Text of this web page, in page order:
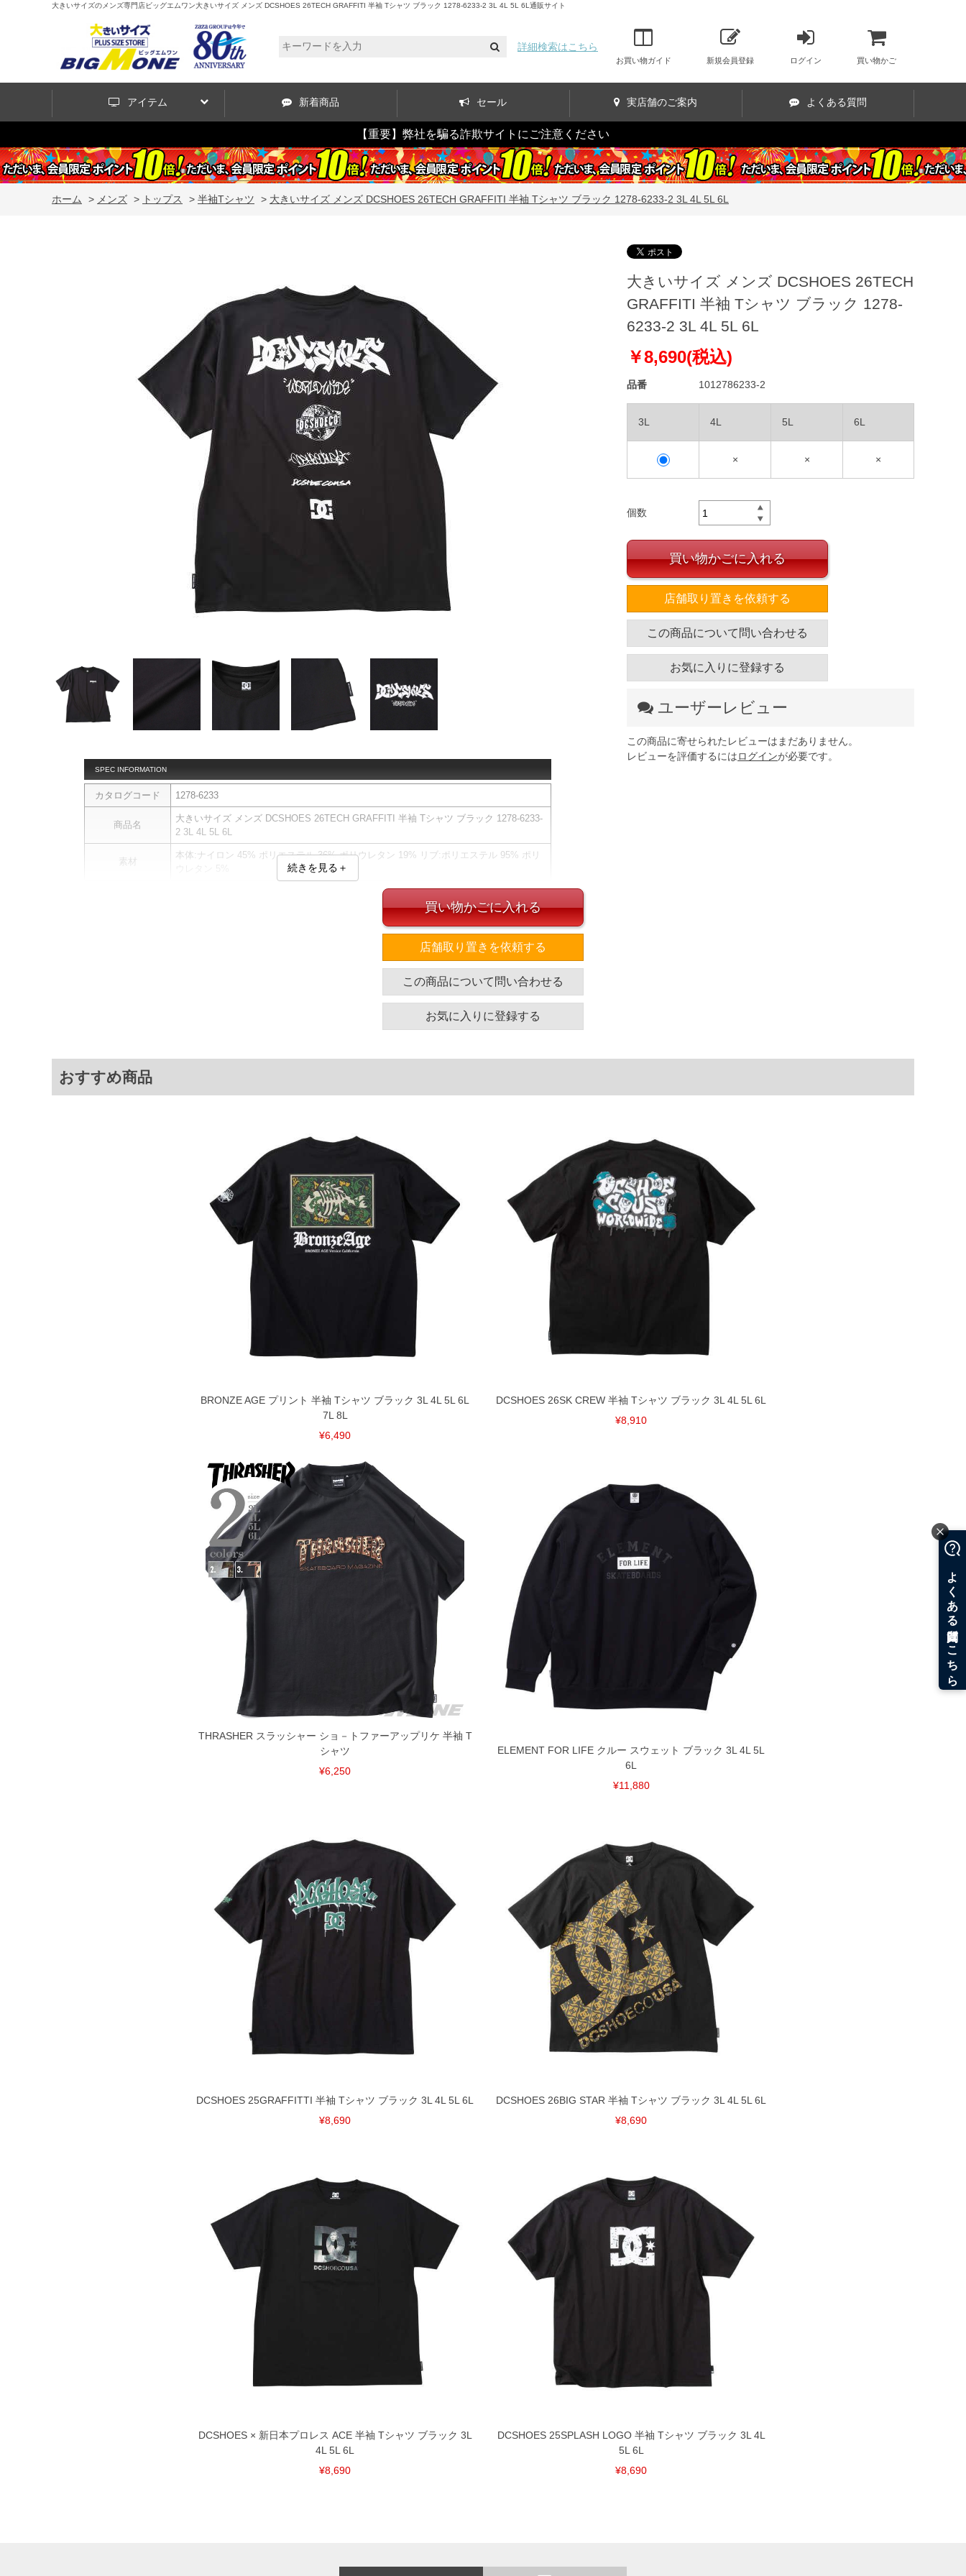
大きいサイズのメンズ専門店ビッグエムワン大きいサイズ メンズ DCSHOES 26TECH GRAFFITI 半袖 Tシャツ ブラック 1278-6233-2 3L 4L 5L 6L通販サイト
詳細検索はこちら
お買い物ガイド 新規会員登録 ログイン 買い物かご
アイテム 新着商品 セール 実店舗のご案内 よくある質問
【重要】弊社を騙る詐欺サイトにご注意ください
ホーム > メンズ > トップス > 半袖Tシャツ > 大きいサイズ メンズ DCSHOES 26TECH GRAFFITI 半袖 Tシャツ ブラック 1278-6233-2 3L 4L 5L 6L
SPEC INFORMATION
カタログコード 1278-6233
商品名
大きいサイズ メンズ DCSHOES 26TECH GRAFFITI 半袖 Tシャツ ブラック 1278-6233-
2 3L 4L 5L 6L
素材
本体:ナイロン 45% ポリエステル 36% ポリウレタン 19% リブ:ポリエステル 95% ポリ
＜h2＞DCSHOESの26TECH GRAFFITI半袖Tシャツです。＜/h2＞
フェスTシャツのようなグラフィックプリントが目を引く、水陸両用のクルーネックシャ
日常使いはもちろん、ビーチやプールなど水辺でのアクティビティにも最適です。
UVカット(UPF50+)／接触冷感／吸水速乾／水陸両用／ストレッチ／プリント
78 130
140 80 140 60 25
150 82 150 62 26
84 160
単位はcm
※商品によって若干のサイズの誤差がございます。また、お客様がご使用の環境（コンピュ
ータ画面）によって、商品の色味が若干異なる場合がございます。予めご了承ください。
※上記サイズが実際の商品に付いているタグのサイズ表記と異なる場合があります。お取り
※当店での掲載商品は、実店鋪と在庫を共用しておりますので店頭での売り違い、店舗から
のお取り寄せ等により、お客様にご迷惑をお掛けしてしまう場合がございます。そのような
備考欄に股下●cmとご記入下さい。（裾上げ無料対象商品は1本につき税込6,000円以上の品
出荷まで約1週間～20日間程お時間を頂く場合がございます。
尚、裾上げした商品は返品・交換不可となりますので、予めご了承下さい。
一部、お直しに対応出来ない商品がございます。(例：裾にファスナーや調節ひもが付いて
いる、極端なデザインが施されている等)
※【返品交換について】
返品交換希望の方は、商品到着後1週間以内にご連絡ください。
下着(肌着)やワイシャツは商品の性質上、返品交換不可とさせて頂いております。予めご了
承くださいませ。
続きを見る＋
大きいサイズ メンズ DCSHOES 26TECH
GRAFFITI 半袖 Tシャツ ブラック 1278-
6233-2 3L 4L 5L 6L
￥8,690(税込)
品番 1012786233-2
3L 4L 5L 6L
× × ×
個数
買い物かごに入れる
店舗取り置きを依頼する
この商品について問い合わせる
お気に入りに登録する
ユーザーレビュー
この商品に寄せられたレビューはまだありません。
レビューを評価するにはログインが必要です。
買い物かごに入れる
店舗取り置きを依頼する
この商品について問い合わせる
お気に入りに登録する
おすすめ商品
BRONZE AGE プリント 半袖 Tシャツ ブラック 3L 4L 5L 6L
7L 8L
¥6,490
DCSHOES 26SK CREW 半袖 Tシャツ ブラック 3L 4L 5L 6L
¥8,910
THRASHER スラッシャー ショ－トファーアップリケ 半袖 T
シャツ
¥6,250
ELEMENT FOR LIFE クルー スウェット ブラック 3L 4L 5L
6L
¥11,880
DCSHOES 25GRAFFITTI 半袖 Tシャツ ブラック 3L 4L 5L 6L
¥8,690
DCSHOES 26BIG STAR 半袖 Tシャツ ブラック 3L 4L 5L 6L
¥8,690
DCSHOES × 新日本プロレス ACE 半袖 Tシャツ ブラック 3L
4L 5L 6L
¥8,690
DCSHOES 25SPLASH LOGO 半袖 Tシャツ ブラック 3L 4L
5L 6L
¥8,690